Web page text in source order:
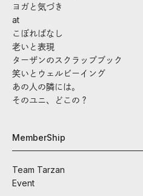
ヨガと気づき
at
こぼればなし
老いと表現
ターザンのスクラップブック
笑いとウェルビーイング
あの人の隣には。
そのユニ、どこの？
MemberShip
Team Tarzan
Event